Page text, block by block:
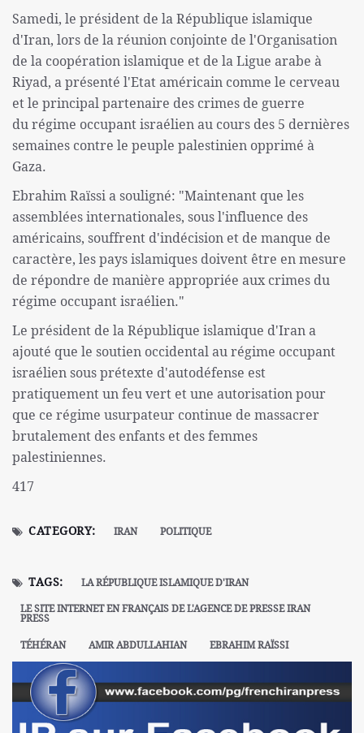
Samedi, le président de la République islamique
d'Iran, lors de la réunion conjointe de l'Organisation
de la coopération islamique et de la Ligue arabe à
Riyad, a présenté l'Etat américain comme le cerveau
et le principal partenaire des crimes de guerre
du régime occupant israélien au cours des 5 dernières
semaines contre le peuple palestinien opprimé à
Gaza.
Ebrahim Raïssi a souligné: "Maintenant que les
assemblées internationales, sous l'influence des
américains, souffrent d'indécision et de manque de
caractère, les pays islamiques doivent être en mesure
de répondre de manière appropriée aux crimes du
régime occupant israélien."
Le président de la République islamique d'Iran a
ajouté que le soutien occidental au régime occupant
israélien sous prétexte d'autodéfense est
pratiquement un feu vert et une autorisation pour
que ce régime usurpateur continue de massacrer
brutalement des enfants et des femmes
palestiniennes.
417
CATEGORY: IRAN POLITIQUE
TAGS:
LA RÉPUBLIQUE ISLAMIQUE D'IRAN
LE SITE INTERNET EN FRANÇAIS DE L'AGENCE DE PRESSE IRAN
PRESS
TÉHÉRAN
AMIR ABDULLAHIAN EBRAHIM RAÏSSI